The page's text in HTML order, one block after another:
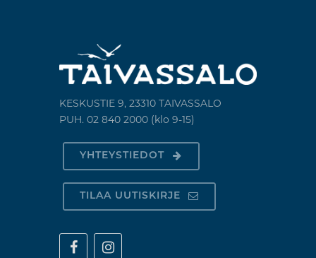
KESKUSTIE 9, 23310 TAIVASSALO
PUH. 02 840 2000 (klo 9-15)
YHTEYSTIEDOT
TILAA UUTISKIRJE